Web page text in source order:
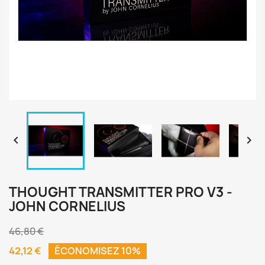
 
THOUGHT TRANSMITTER PRO V3 -
JOHN CORNELIUS
46,80 €
42,12 €
ÉCONOMISEZ 10%